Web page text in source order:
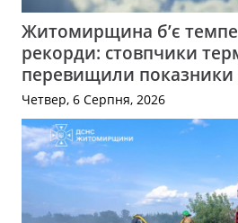
Житомирщина б’є
рекорди: стовпчики
перевищили показники
Четвер, 6 Серпня, 2026